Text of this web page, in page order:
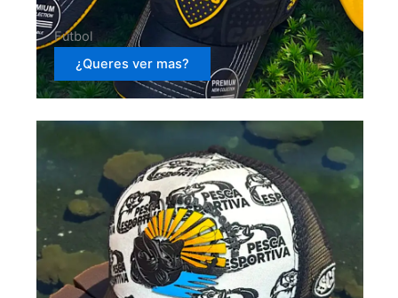
Fútbol
¿Queres ver mas?